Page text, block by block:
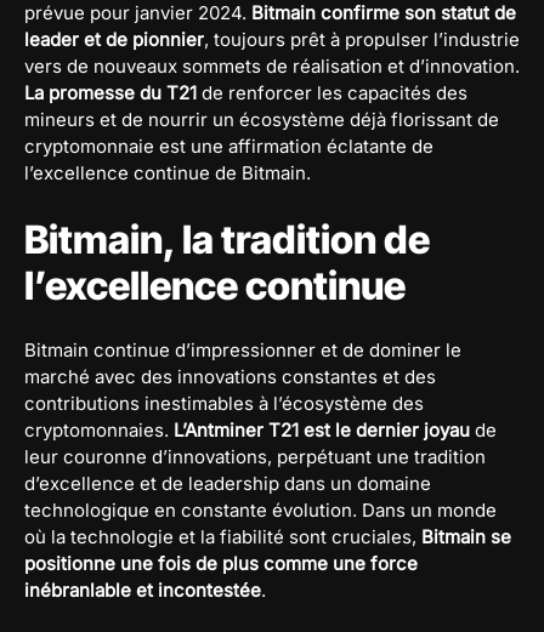
prévue pour janvier 2024. Bitmain confirme son statut de
leader et de pionnier, toujours prêt à propulser l’industrie
vers de nouveaux sommets de réalisation et d’innovation.
La promesse du T21 de renforcer les capacités des
mineurs et de nourrir un écosystème déjà florissant de
cryptomonnaie est une affirmation éclatante de
l’excellence continue de Bitmain.
Bitmain, la tradition de
l’excellence continue
Bitmain continue d’impressionner et de dominer le
marché avec des innovations constantes et des
contributions inestimables à l’écosystème des
cryptomonnaies. L’Antminer T21 est le dernier joyau de
leur couronne d’innovations, perpétuant une tradition
d’excellence et de leadership dans un domaine
technologique en constante évolution. Dans un monde
où la technologie et la fiabilité sont cruciales, Bitmain se
positionne une fois de plus comme une force
inébranlable et incontestée.